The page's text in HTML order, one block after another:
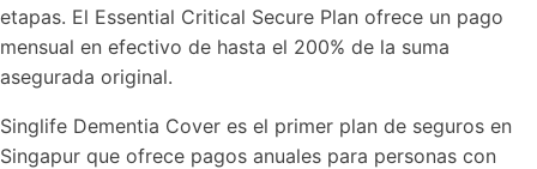
etapas. El Essential Critical Secure Plan ofrece un pago
mensual en efectivo de hasta el 200% de la suma
asegurada original.
Singlife Dementia Cover es el primer plan de seguros en
Singapur que ofrece pagos anuales para personas con